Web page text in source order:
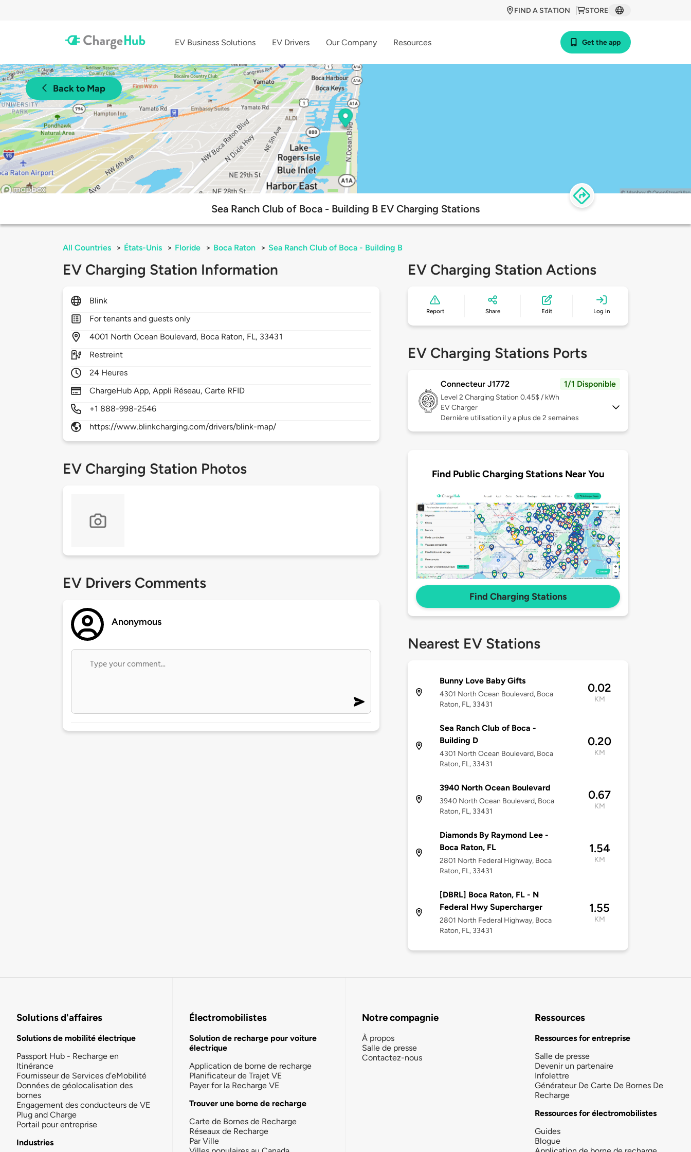
STORE
FIND A STATION
EV Business Solutions EV Drivers Our Company Resources Get the app
Back to Map
Sea Ranch Club of Boca - Building B EV Charging Stations
All Countries > États-Unis > Floride > Boca Raton > Sea Ranch Club of Boca - Building B
EV Charging Station Information
Blink
For tenants and guests only
4001 North Ocean Boulevard, Boca Raton, FL, 33431
Restreint
24 Heures
ChargeHub App, Appli Réseau, Carte RFID
+1 888-998-2546
https://www.blinkcharging.com/drivers/blink-map/
EV Charging Station Photos
EV Drivers Comments
Anonymous
EV Charging Station Actions
Report Share Edit Log in
EV Charging Stations Ports
Connecteur J1772 1/1 Disponible
Level 2 Charging Station 0.45$ / kWh
EV Charger
Dernière utilisation il y a plus de 2 semaines
Find Public Charging Stations Near You
Find Charging Stations
Nearest EV Stations
Bunny Love Baby Gifts
4301 North Ocean Boulevard, Boca
Raton, FL, 33431
0.02
KM
Sea Ranch Club of Boca -
Building D
4301 North Ocean Boulevard, Boca
Raton, FL, 33431
0.20
KM
3940 North Ocean Boulevard
3940 North Ocean Boulevard, Boca
Raton, FL, 33431
0.67
KM
Diamonds By Raymond Lee -
Boca Raton, FL
2801 North Federal Highway, Boca
Raton, FL, 33431
1.54
KM
[DBRL] Boca Raton, FL - N
Federal Hwy Supercharger
2801 North Federal Highway, Boca
Raton, FL, 33431
1.55
KM
Solutions d'affaires
Solutions de mobilité électrique
Passport Hub - Recharge en
Itinérance
Fournisseur de Services d'eMobilité
Données de géolocalisation des
bornes
Engagement des conducteurs de VE
Plug and Charge
Portail pour entreprise
Industries
Électromobilistes
Solution de recharge pour voiture
électrique
Application de borne de recharge
Planificateur de Trajet VE
Payer for la Recharge VE
Trouver une borne de recharge
Carte de Bornes de Recharge
Réseaux de Recharge
Par Ville
Notre compagnie
À propos
Salle de presse
Contactez-nous
Ressources
Ressources for entreprise
Salle de presse
Devenir un partenaire
Infolettre
Générateur De Carte De Bornes De
Recharge
Ressources for électromobilistes
Guides
Blogue